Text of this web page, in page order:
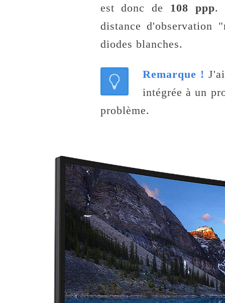
est donc de 108 ppp.
distance d'observation
diodes blanches.
Remarque !
intégrée à un
problème.